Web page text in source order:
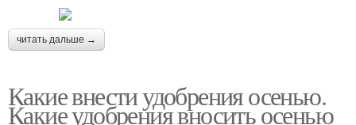
читать дальше →
Какие внести удобрения осенью.
Какие удобрения вносить осенью